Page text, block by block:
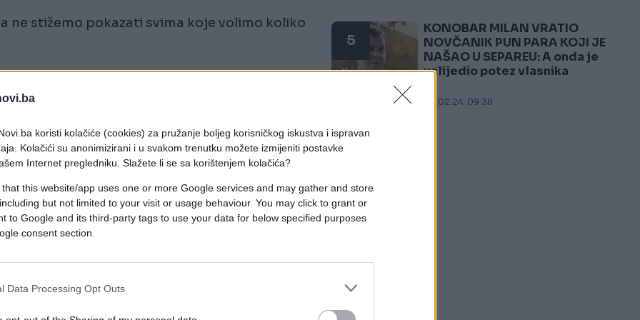
koristi kolačiće (cookies) za pružanje boljeg korisničkog iskustva i ispravan
Kolačići su anonimizirani i u svakom trenutku možete izmijeniti postavke
Internet pregledniku. Slažete li se sa korištenjem kolačića?
that this website/app uses one or more Google services and may gather and store
but not limited to your visit or usage behaviour. You may click to grant or
to Google and its third-party tags to use your data for below specified purposes
consent section.
Data Processing Opt Outs
ne stižemo pokazati svima koje volimo koliko
izvedem drugu ženu na večeru i u bioskop!
možda i više od mene i da bi rado provela
već 19 godina. Ipak zbog previše obaveza i zbog
svoju majku i pozvao je da izađemo na večeru, a
pitanjem. Moja majka onaj tip ljudi koji, ako ih
loše dogodilo.
5
KONOBAR MILAN VRATIO
NOVČANIK PUN PARA KOJI JE
NAŠAO U SEPAREU: A onda je
uslijedio potez vlasnika
03.02.24. 09:38